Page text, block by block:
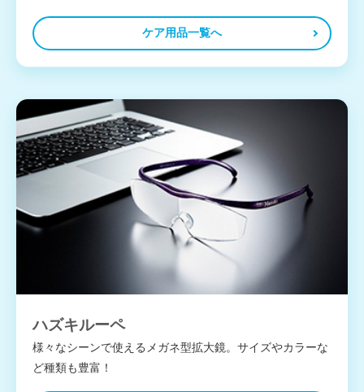
ケア用品一覧へ
ハズキルーペ
様々なシーンで使えるメガネ型拡大鏡。サイズやカラーな
ど種類も豊富！